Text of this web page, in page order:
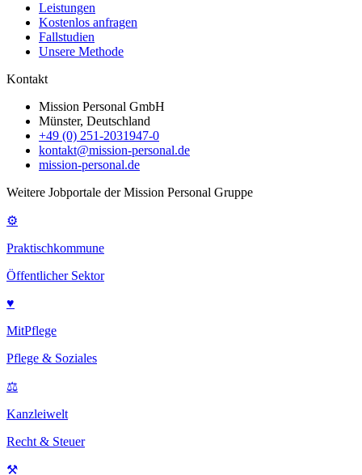
Leistungen
Kostenlos anfragen
Fallstudien
Unsere Methode
Kontakt
Mission Personal GmbH
Münster, Deutschland
+49 (0) 251-2031947-0
kontakt@mission-personal.de
mission-personal.de
Weitere Jobportale der Mission Personal Gruppe
⚙
Praktischkommune
Öffentlicher Sektor
♥
MitPflege
Pflege & Soziales
⚖
Kanzleiwelt
Recht & Steuer
⚒